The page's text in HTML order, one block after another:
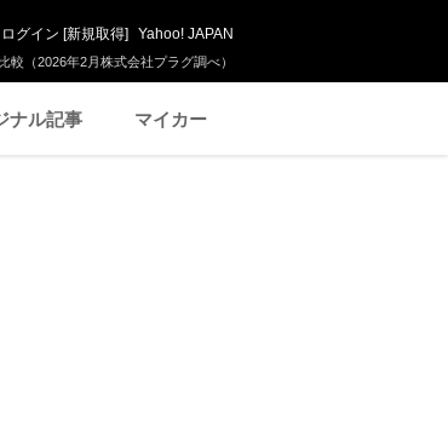
（2026年2月株式会社プラグ調べ）
ログイン [新規取得] Yahoo! JAPAN
ナル記事 マイカー